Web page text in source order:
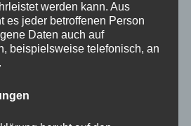
werden kann. Aus
es jeder betroffenen Person
Daten auch auf
beispielsweise telefonisch, an